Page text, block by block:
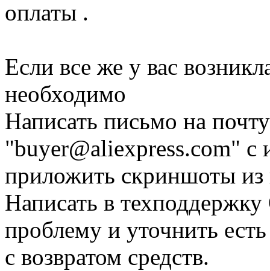
оплаты .
Если все же у вас
необходимо
Написать письмо на
"buyer@aliexpress.com" с
приложить скриншоты из
Написать в
проблему и уточнить
с возвратом средств.